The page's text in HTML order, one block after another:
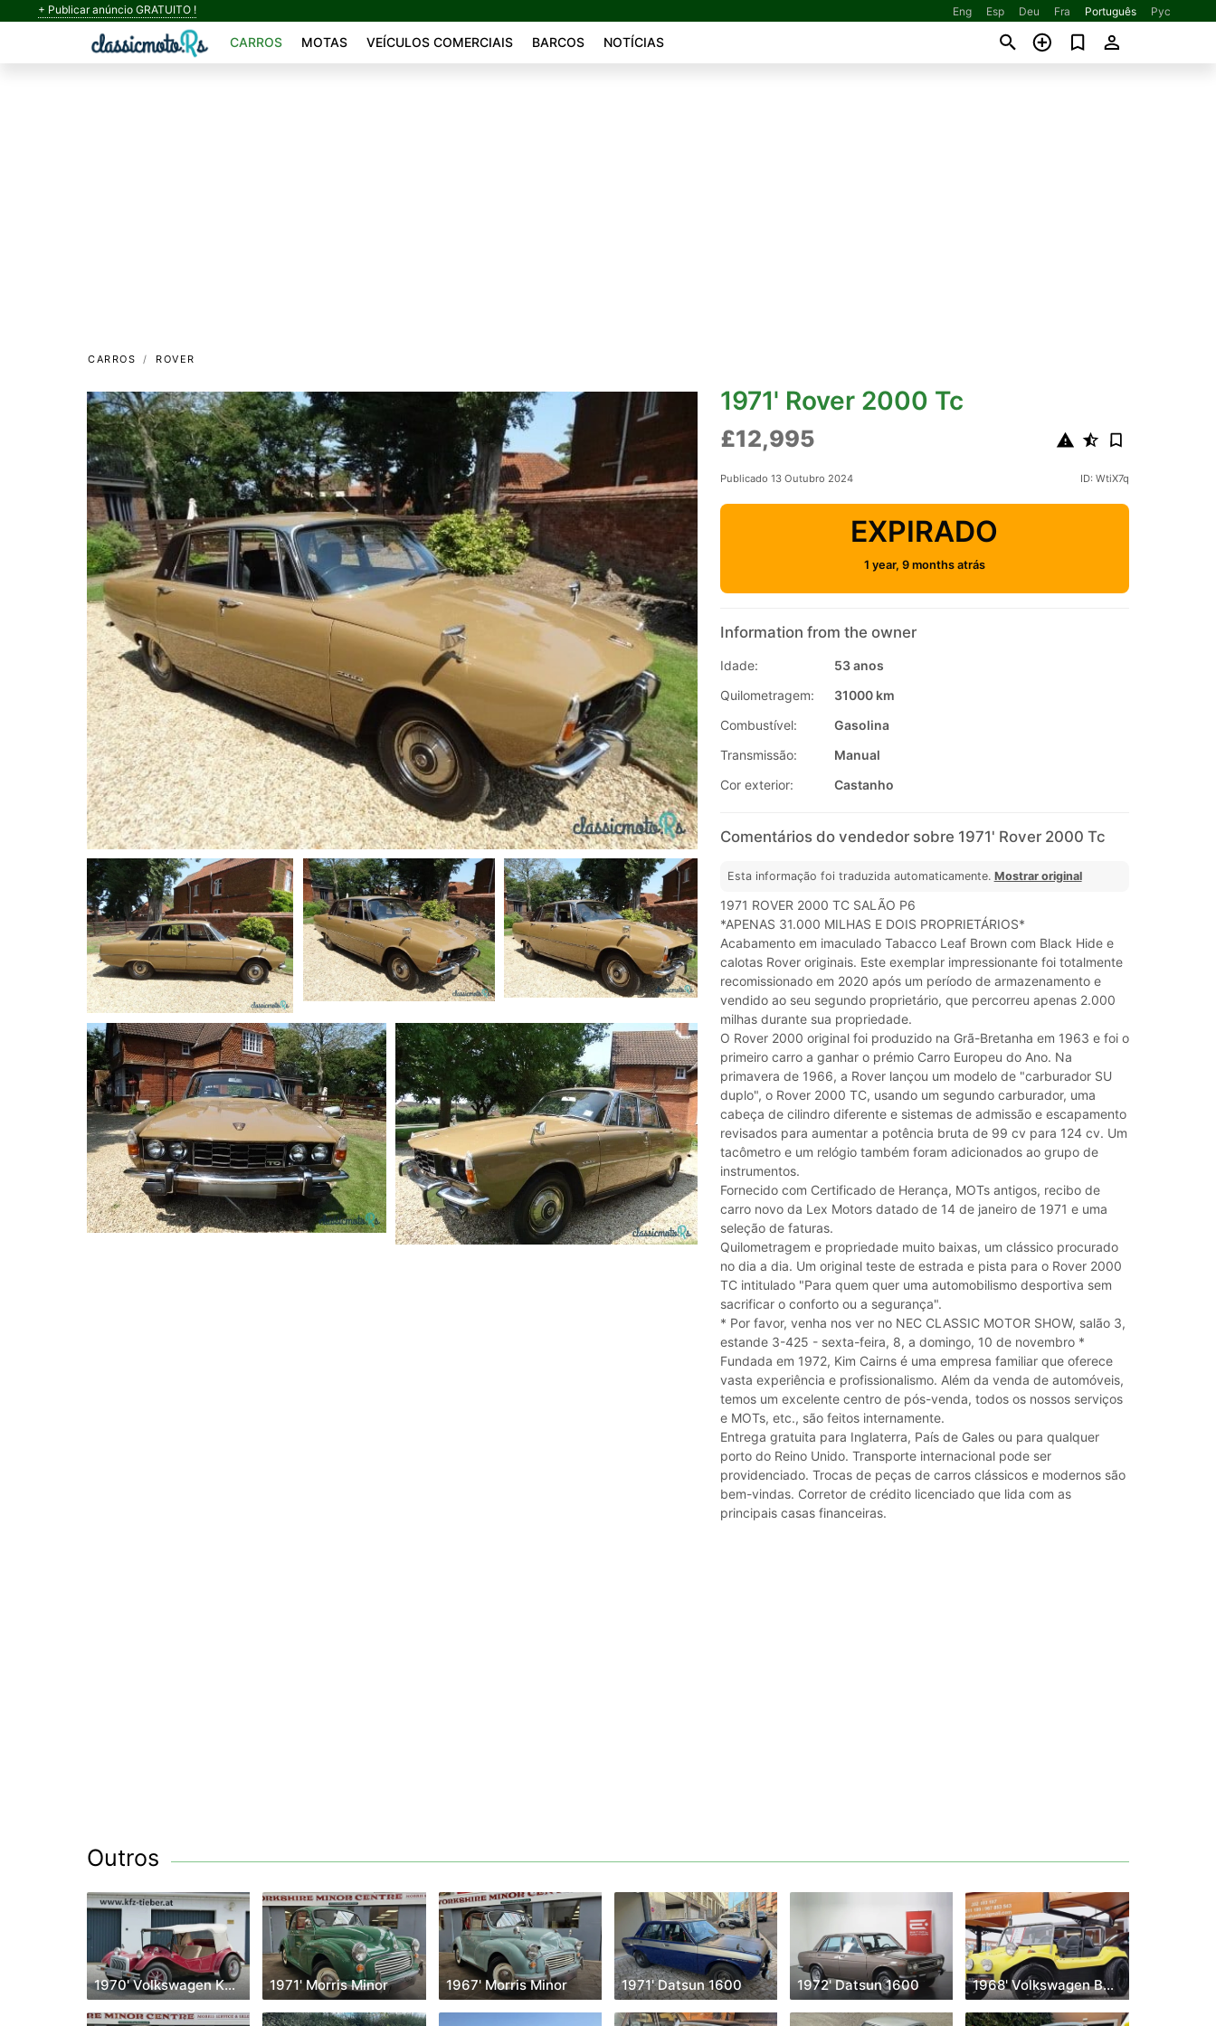
+ Publicar anúncio GRATUITO ! Eng Esp Deu Fra Português Рус
CARROS MOTAS VEÍCULOS COMERCIAIS BARCOS NOTÍCIAS
CARROS ROVER
1971' Rover 2000 Tc
£12,995
Publicado 13 Outubro 2024 ID: WtiX7q
EXPIRADO
1 year, 9 months atrás
Information from the owner
Idade:
53 anos
Quilometragem:
31000 km
Combustível:
Gasolina
Transmissão:
Manual
Cor exterior:
Castanho
Comentários do vendedor sobre 1971' Rover 2000 Tc
Esta informação foi traduzida automaticamente. Mostrar original
1971 ROVER 2000 TC SALÃO P6
*APENAS 31.000 MILHAS E DOIS PROPRIETÁRIOS*
Acabamento em imaculado Tabacco Leaf Brown com Black Hide e
calotas Rover originais. Este exemplar impressionante foi totalmente
recomissionado em 2020 após um período de armazenamento e
vendido ao seu segundo proprietário, que percorreu apenas 2.000
milhas durante sua propriedade.
O Rover 2000 original foi produzido na Grã-Bretanha em 1963 e foi o
primeiro carro a ganhar o prémio Carro Europeu do Ano. Na
primavera de 1966, a Rover lançou um modelo de "carburador SU
duplo", o Rover 2000 TC, usando um segundo carburador, uma
cabeça de cilindro diferente e sistemas de admissão e escapamento
revisados ​​para aumentar a potência bruta de 99 cv para 124 cv. Um
tacômetro e um relógio também foram adicionados ao grupo de
instrumentos.
Fornecido com Certificado de Herança, MOTs antigos, recibo de
carro novo da Lex Motors datado de 14 de janeiro de 1971 e uma
seleção de faturas.
Quilometragem e propriedade muito baixas, um clássico procurado
no dia a dia. Um original teste de estrada e pista para o Rover 2000
TC intitulado "Para quem quer uma automobilismo desportiva sem
sacrificar o conforto ou a segurança".
* Por favor, venha nos ver no NEC CLASSIC MOTOR SHOW, salão 3,
estande 3-425 - sexta-feira, 8, a domingo, 10 de novembro *
Fundada em 1972, Kim Cairns é uma empresa familiar que oferece
vasta experiência e profissionalismo. Além da venda de automóveis,
temos um excelente centro de pós-venda, todos os nossos serviços
e MOTs, etc., são feitos internamente.
Entrega gratuita para Inglaterra, País de Gales ou para qualquer
porto do Reino Unido. Transporte internacional pode ser
providenciado. Trocas de peças de carros clássicos e modernos são
bem-vindas. Corretor de crédito licenciado que lida com as
principais casas financeiras.
Outros
1970' Volkswagen Käfer 1971' Morris Minor 1967' Morris Minor 1971' Datsun 1600 1972' Datsun 1600 1968' Volkswagen Buggy